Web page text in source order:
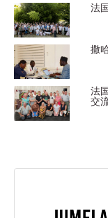
法
撒
法
交